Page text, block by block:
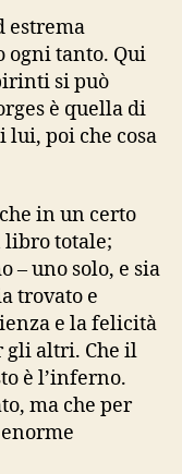
estrema
ogni tanto. Qui
si può
è quella di
lui, poi che cosa
in un certo
libro totale;
– uno solo, e sia
trovato e
e la felicità
gli altri. Che il
è l’inferno.
ma che per